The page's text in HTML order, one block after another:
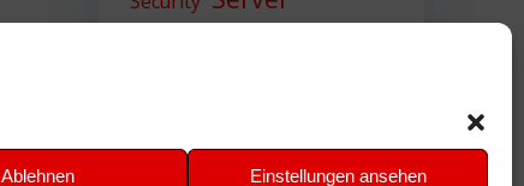
Ablehnen Einstellungen ansehen
Sicherheit SIEM
VMWare VPN WAZUH